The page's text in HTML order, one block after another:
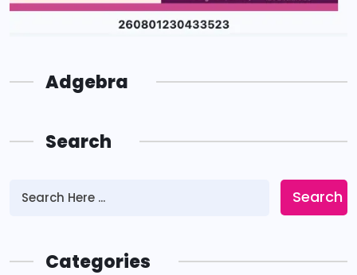
Adgebra
Search
Search
Categories